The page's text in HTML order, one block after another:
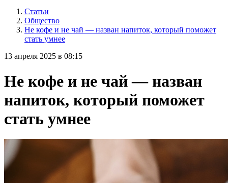
Статьи
Общество
Не кофе и не чай — назван напиток, который поможет
стать умнее
13 апреля 2025 в 08:15
Не кофе и не чай — назван
напиток, который поможет
стать умнее